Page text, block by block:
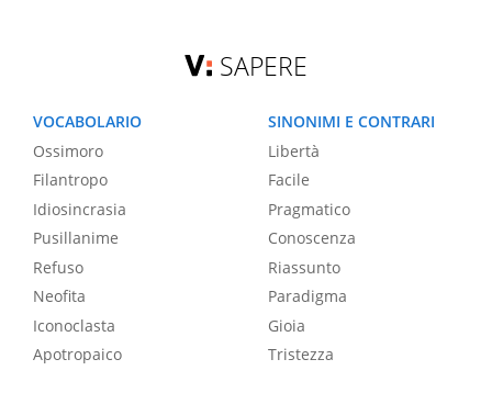
SAPERE
VOCABOLARIO
Ossimoro
Filantropo
Idiosincrasia
Pusillanime
Refuso
Neofita
Iconoclasta
Apotropaico
SINONIMI E CONTRARI
Libertà
Facile
Pragmatico
Conoscenza
Riassunto
Paradigma
Gioia
Tristezza